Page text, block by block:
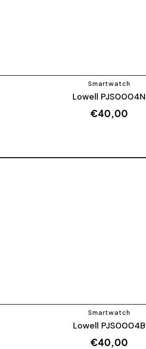
Smartwatch
Lowell PJS0004N
€40,00
Smartwatch
Lowell PJS0004B
€40,00